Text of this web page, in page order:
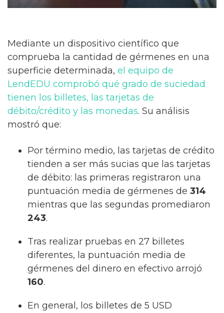
Mediante un dispositivo científico que
comprueba la cantidad de gérmenes en una
superficie determinada, el equipo de
LendEDU comprobó qué grado de suciedad
tienen los billetes, las tarjetas de
débito/crédito y las monedas. Su análisis
mostró que:
Por término medio, las tarjetas de crédito
tienden a ser más sucias que las tarjetas
de débito: las primeras registraron una
puntuación media de gérmenes de 314
mientras que las segundas promediaron
243.
Tras realizar pruebas en 27 billetes
diferentes, la puntuación media de
gérmenes del dinero en efectivo arrojó
160.
En general, los billetes de 5 USD